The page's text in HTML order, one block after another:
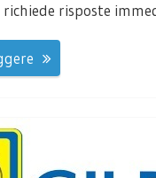
risposte